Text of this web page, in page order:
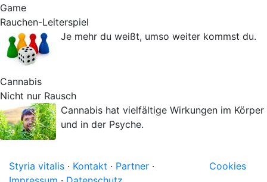
Game
Rauchen-Leiterspiel
Je mehr du weißt, umso weiter kommst du.
Cannabis
Nicht nur Rausch
Cannabis hat vielfältige Wirkungen im Körper
und in der Psyche.
Styria vitalis · Kontakt · Partner ·
Cookies